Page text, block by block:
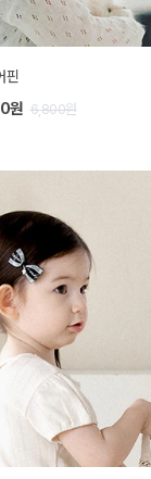
핀
원 6,800원